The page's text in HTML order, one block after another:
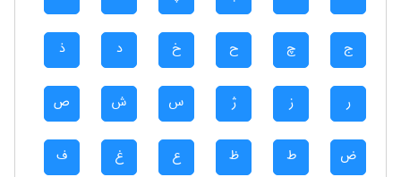
ج چ ح خ د ذ
ر ز ژ س ش ص
ض ط ظ ع غ ف